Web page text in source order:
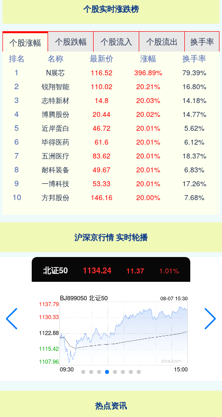
个股实时涨跌榜
个股涨幅 个股跌幅 个股流入 个股流出
换手率
排名
名称 最新价 涨幅
换手率
1
N展芯 116.52 396.89% 79.39%
2 锐翔智能 110.02 20.21% 16.80%
3 志特新材 14.8 20.03% 14.18%
4 博腾股份 20.44 20.02% 14.77%
5 近岸蛋白 46.72 20.01% 5.62%
6 毕得医药 61.6 20.01% 6.12%
7 五洲医疗 83.62 20.01% 18.37%
8 耐科装备 49.67 20.01% 6.83%
9 一博科技 53.33 20.01% 17.26%
10 方邦股份 146.16 20.00% 7.68%
沪深京行情 实时轮播
北证50 1134.24 11.37 1.01%
热点资讯